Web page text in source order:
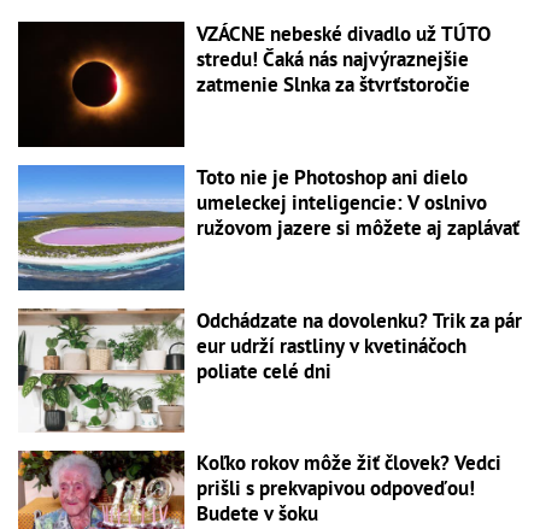
VZÁCNE nebeské divadlo už TÚTO
stredu! Čaká nás najvýraznejšie
zatmenie Slnka za štvrťstoročie
Toto nie je Photoshop ani dielo
umeleckej inteligencie: V oslnivo
ružovom jazere si môžete aj zaplávať
Odchádzate na dovolenku? Trik za pár
eur udrží rastliny v kvetináčoch
poliate celé dni
Koľko rokov môže žiť človek? Vedci
prišli s prekvapivou odpoveďou!
Budete v šoku